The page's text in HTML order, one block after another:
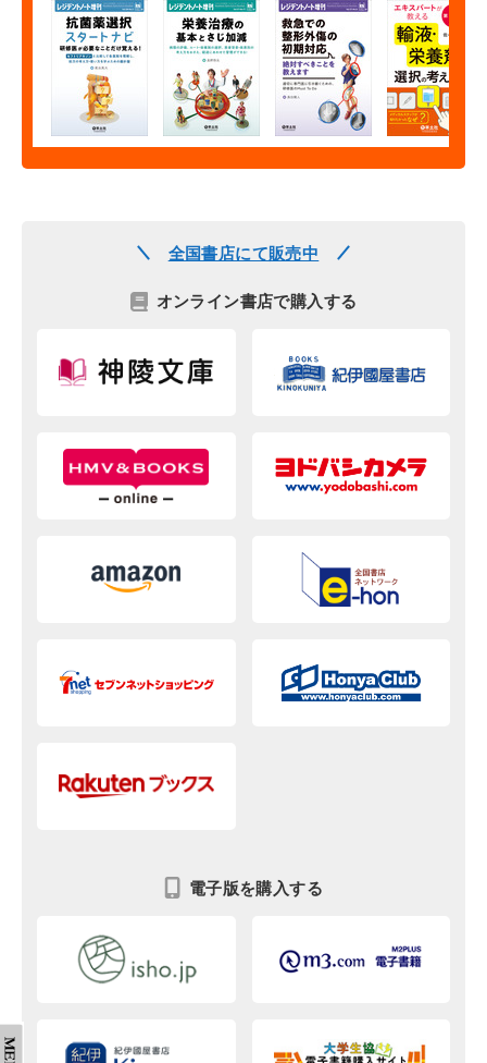
全国書店にて販売中
オンライン書店で購入する
電子版を購入する